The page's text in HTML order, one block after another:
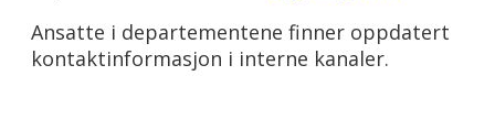
Ansatte i departementene finner oppdatert
kontaktinformasjon i interne kanaler.